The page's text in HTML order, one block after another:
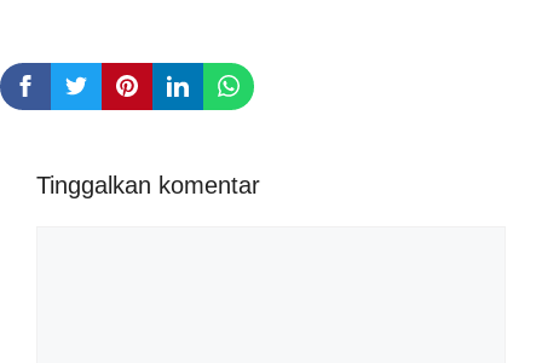
Tinggalkan komentar